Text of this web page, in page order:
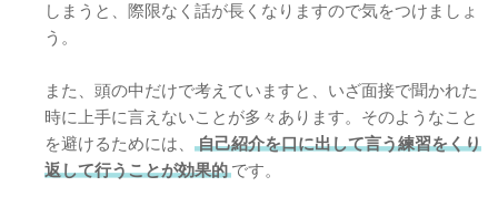
しまうと、際限なく話が長くなりますので気をつけましょ
う。
また、頭の中だけで考えていますと、いざ面接で聞かれた
時に上手に言えないことが多々あります。そのようなこと
を避けるためには、
自己紹介を口に出して言う練習をくり
返して行うことが効果的です。